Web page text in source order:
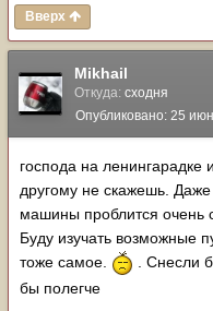
Вверх
Mikhail
Откуда: сходня
Опубликовано: 25
господа на
другому не скажешь. Даже
машины проблится очень
Буду изучать возможные
тоже самое.
. Снесли
бы полегче